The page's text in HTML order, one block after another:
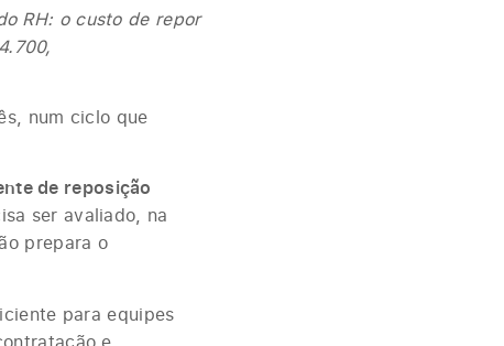
RH: o custo de repor
num ciclo que
de reposição
ser avaliado, na
prepara o
para equipes